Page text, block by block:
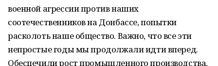
военной агрессии против наших
соотечественников на Донбассе, попытки
расколоть наше общество. Важно, что все эти
непростые годы мы продолжали идти вперед.
Обеспечили рост промышленного производства,